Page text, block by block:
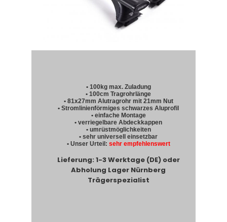
• 100kg max. Zuladung
• 100cm Tragrohrlänge
• 81x27mm Alutragrohr mit 21mm Nut
• Stromlinienförmiges schwarzes Aluprofil
• einfache Montage
• verriegelbare Abdeckkappen
• umrüstmöglichkeiten
• sehr universell einsetzbar
• Unser Urteil: sehr empfehlenswert
Lieferung: 1-3 Werktage (DE) oder
Abholung Lager Nürnberg
Trägerspezialist